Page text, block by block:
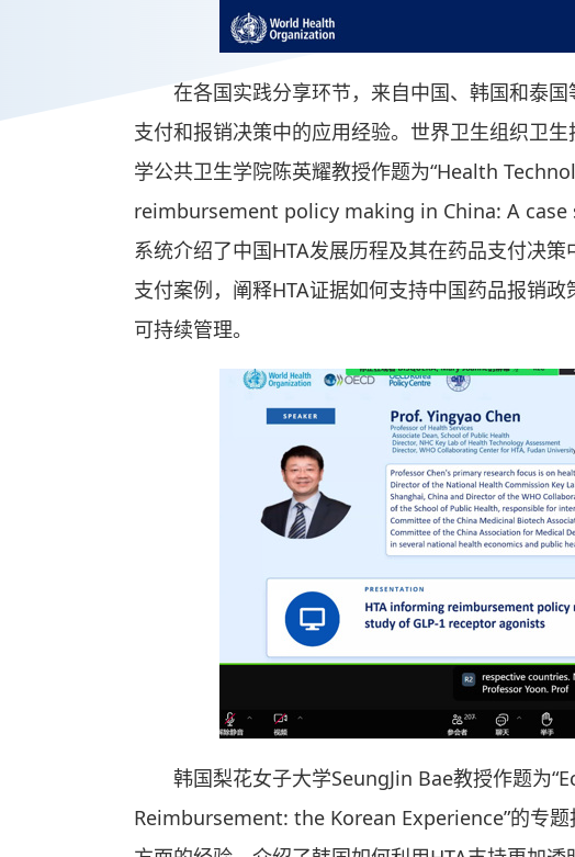
在各国实践分享环节，来自中国、韩国和泰
支付和报销决策中的应用经验。世界卫生组织卫
学公共卫生学院陈英耀教授作题为“Health
reimbursement policy making in China: A case
系统介绍了中国HTA发展历程及其在药品支付决
支付案例，阐释HTA证据如何支持中国药品报销
可持续管理。
韩国梨花女子大学SeungJin Bae教授作题为
Reimbursement: the Korean Experience”的专